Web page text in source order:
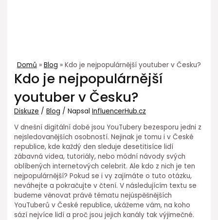
Domů Blog Kdo je nejpopulárnější youtuber v Česku?
Kdo je nejpopulárnější
youtuber v Česku?
Diskuze /Blog / NapsalInfluencerHub.cz
V dnešní digitální době jsou YouTubery bezesporu jedni z
nejsledovanějších osobností. Nejinak je tomu i v České
republice, kde každý den sleduje desetitisíce lidí
zábavná videa, tutoriály, nebo módní návody svých
oblíbených internetových celebrit. Ale kdo z nich je ten
nejpopulárnější? Pokud se i vy zajímáte o tuto otázku,
neváhejte a pokračujte v čtení. V následujícím textu se
budeme věnovat právě tématu nejúspěšnějších
YouTuberů v České republice, ukážeme vám, na koho
sází nejvíce lidí a proč jsou jejich kanály tak výjimečné.